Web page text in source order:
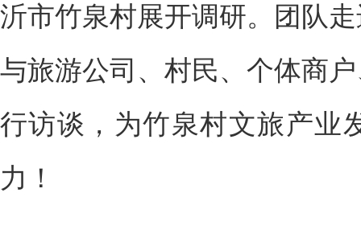
沂市竹泉村展开调研。团队
与旅游公司、村民、个体商
行访谈，为竹泉村文旅产业
力！